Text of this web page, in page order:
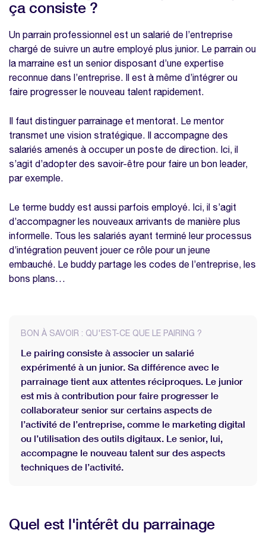
Quel est l'intérêt du parrainage pendant
Les limites du parrainage
Comment préparer un parrainage efficace
?
thématique
Enquête bien-être collaborateurs
Modèle de rapport d'étonnement
Livret d'accueil
ça consiste ?
Un parrain professionnel est un salarié de l’entreprise
chargé de suivre un autre employé plus junior. Le parrain ou
la marraine est un senior disposant d’une expertise
reconnue dans l’entreprise. Il est à même d’intégrer ou
faire progresser le nouveau talent rapidement.
Il faut distinguer parrainage et mentorat. Le mentor
transmet une vision stratégique. Il accompagne des
salariés amenés à occuper un poste de direction. Ici, il
s’agit d’adopter des savoir-être pour faire un bon leader,
par exemple.
Le terme buddy est aussi parfois employé. Ici, il s’agit
d’accompagner les nouveaux arrivants de manière plus
informelle. Tous les salariés ayant terminé leur processus
d’intégration peuvent jouer ce rôle pour un jeune
embauché. Le buddy partage les codes de l’entreprise, les
bons plans…
BON À SAVOIR : QU'EST-CE QUE LE PAIRING ?
Le pairing consiste à associer un salarié
expérimenté à un junior. Sa différence avec le
parrainage tient aux attentes réciproques. Le junior
est mis à contribution pour faire progresser le
collaborateur senior sur certains aspects de
l’activité de l’entreprise, comme le marketing digital
ou l’utilisation des outils digitaux. Le senior, lui,
accompagne le nouveau talent sur des aspects
techniques de l’activité.
Quel est l'intérêt du parrainage